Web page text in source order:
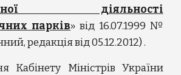
діяльності
парків» від 16.07.1999 №
редакція від 05.12.2012) .
Кабінету Міністрів України